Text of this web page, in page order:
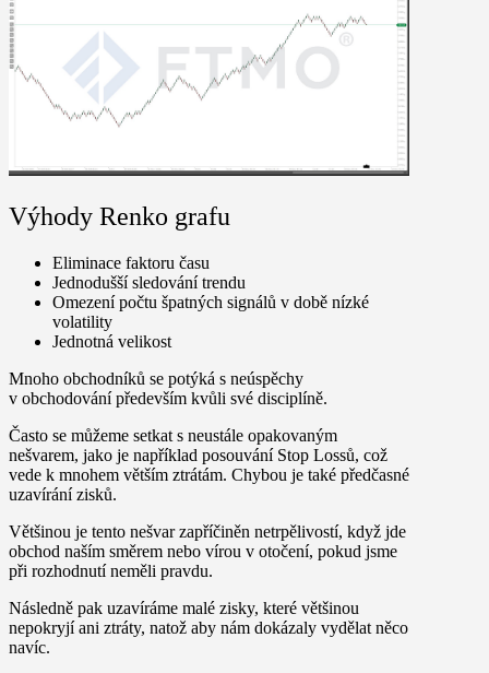
Výhody Renko grafu
Eliminace faktoru času
Jednodušší sledování trendu
Omezení počtu špatných signálů v době nízké
volatility
Jednotná velikost
Mnoho obchodníků se potýká s neúspěchy
v obchodování především kvůli své disciplíně.
Často se můžeme setkat s neustále opakovaným
nešvarem, jako je například posouvání Stop Lossů, což
vede k mnohem větším ztrátám. Chybou je také předčasné
uzavírání zisků.
Většinou je tento nešvarzapříčiněn netrpělivostí, když jde
obchod naším směrem nebo vírou v otočení, pokud jsme
při rozhodnutí neměli pravdu.
Následně pak uzavíráme malé zisky, které většinou
nepokryjí ani ztráty, natož aby nám dokázaly vydělat něco
navíc.